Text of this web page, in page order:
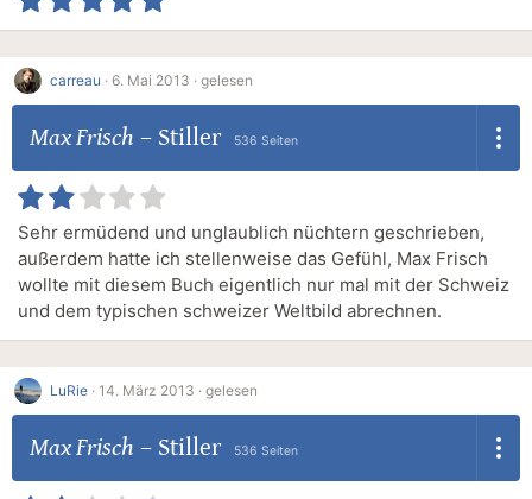
carreau · 6. Mai 2013 · gelesen
Max Frisch – Stiller 536 Seiten
Sehr ermüdend und unglaublich nüchtern geschrieben,
außerdem hatte ich stellenweise das Gefühl, Max Frisch
wollte mit diesem Buch eigentlich nur mal mit der Schweiz
und dem typischen schweizer Weltbild abrechnen.
LuRie · 14. März 2013 · gelesen
Max Frisch – Stiller 536 Seiten